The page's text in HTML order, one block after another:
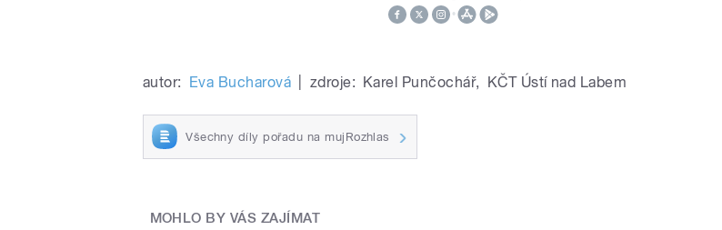
autor: Eva Bucharová zdroje: Karel Punčochář, KČT Ústí nad Labem
Všechny díly pořadu na mujRozhlas
MOHLO BY VÁS ZAJÍMAT